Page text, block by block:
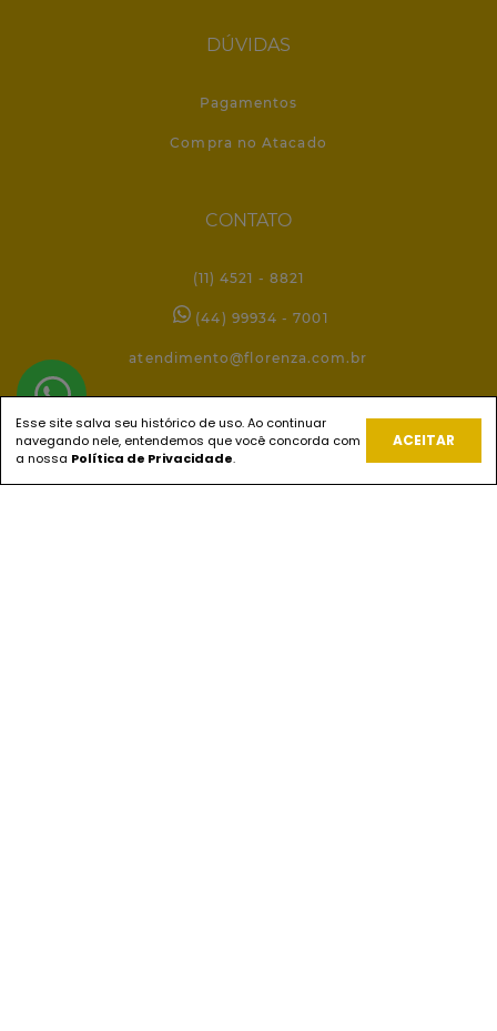
DÚVIDAS
Pagamentos
Compra no Atacado
CONTATO
(11) 4521 - 8821
(44) 99934 - 7001
atendimento@florenza.com.br
REDES SOCIAIS
Esse site salva seu histórico de uso. Ao continuar
navegando nele, entendemos que você concorda com
a nossa Política de Privacidade.
ACEITAR